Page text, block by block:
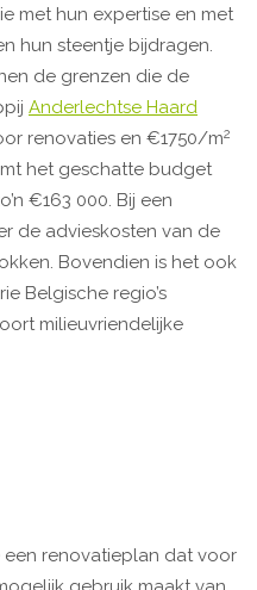
met hun expertise en met
hun steentje bijdragen.
de grenzen die de
Anderlechtse Haard
renovaties en €1750/m2
het geschatte budget
€163 000. Bij een
de advieskosten van de
Bovendien is het ook
Belgische regio’s
milieuvriendelijke
renovatieplan dat voor